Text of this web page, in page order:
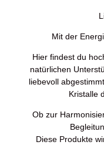
Mit der
Hier findest du
natürlichen
liebevoll
Kristalle
Ob zur
Diese Produkte